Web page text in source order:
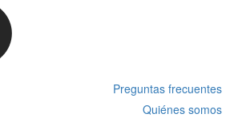
Preguntas frecuentes
Quiénes somos